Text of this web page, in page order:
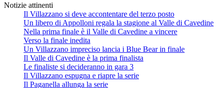
Notizie attinenti
Il Villazzano si deve accontentare del terzo posto
Un libero di Appolloni regala la stagione al Valle di Cavedine
Nella prima finale è il Valle di Cavedine a vincere
Verso la finale inedita
Un Villazzano impreciso lancia i Blue Bear in finale
Il Valle di Cavedine è la prima finalista
Le finaliste si decideranno in gara 3
Il Villazzano espugna e riapre la serie
Il Paganella allunga la serie